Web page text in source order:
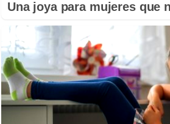
Una joya para mujeres que